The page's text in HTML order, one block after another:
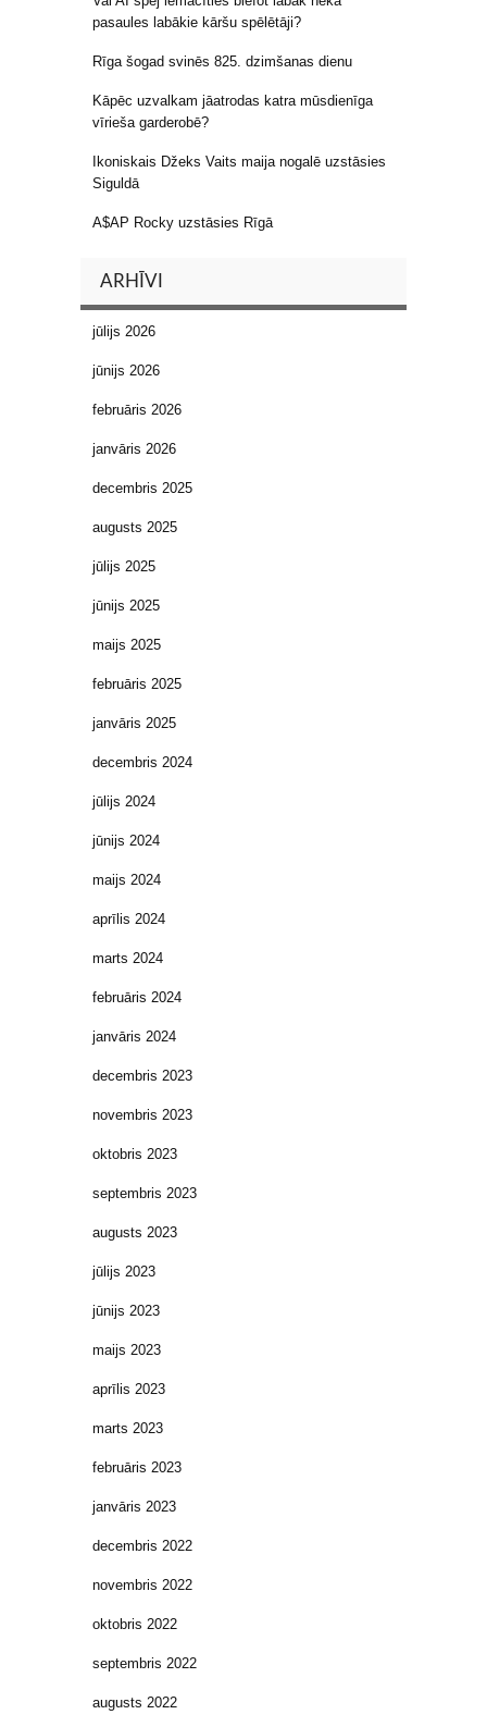
pasaules labākie kāršu spēlētāji?
Rīga šogad svinēs 825. dzimšanas dienu
Kāpēc uzvalkam jāatrodas katra mūsdienīga
vīrieša garderobē?
Ikoniskais Džeks Vaits maija nogalē uzstāsies
Siguldā
A$AP Rocky uzstāsies Rīgā
ARHĪVI
jūlijs 2026
jūnijs 2026
februāris 2026
janvāris 2026
decembris 2025
augusts 2025
jūlijs 2025
jūnijs 2025
maijs 2025
februāris 2025
janvāris 2025
decembris 2024
jūlijs 2024
jūnijs 2024
maijs 2024
aprīlis 2024
marts 2024
februāris 2024
janvāris 2024
decembris 2023
novembris 2023
oktobris 2023
septembris 2023
augusts 2023
jūlijs 2023
jūnijs 2023
maijs 2023
aprīlis 2023
marts 2023
februāris 2023
janvāris 2023
decembris 2022
novembris 2022
oktobris 2022
septembris 2022
augusts 2022